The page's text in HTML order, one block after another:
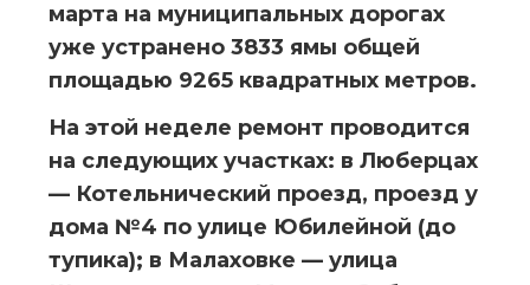
марта на муниципальных дорогах
уже устранено 3833 ямы общей
площадью 9265 квадратных метров.
На этой неделе ремонт проводится
на следующих участках: в Люберцах
— Котельнический проезд, проезд у
дома №4 по улице Юбилейной (до
тупика); в Малаховке — улица